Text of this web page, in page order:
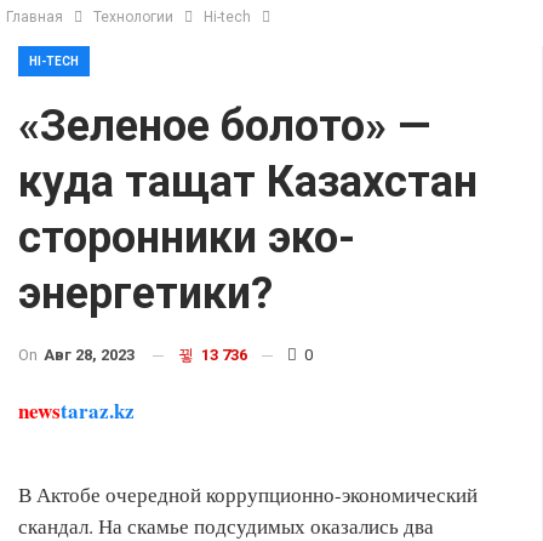
Главная Технологии Hi-tech
HI-TECH
«Зеленое болото» —
куда тащат Казахстан
сторонники эко-
энергетики?
On Авг 28, 2023 13 736 0
newstaraz.kz
В Актобе очередной коррупционно-экономический
скандал. На скамье подсудимых оказались два